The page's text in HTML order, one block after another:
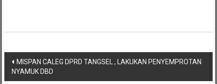
Navigasi
pos
MISPAN CALEG DPRD TANGSEL , LAKUKAN PENYEMPROTAN
NYAMUK DBD